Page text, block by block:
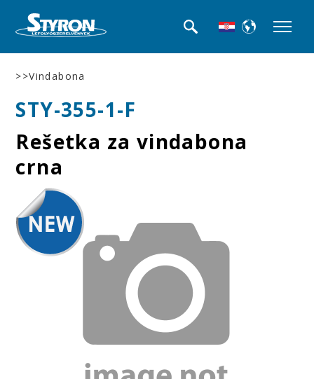
>>Vindabona
STY-355-1-F
Rešetka za vindabona
crna